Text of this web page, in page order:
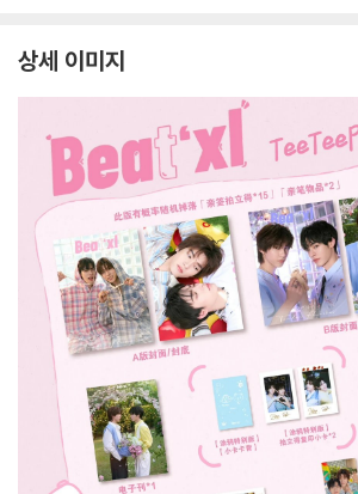
박시우 커버 (A형 잡지
생 네컷 1장)
+인생네컷 1장)
상세 이미지